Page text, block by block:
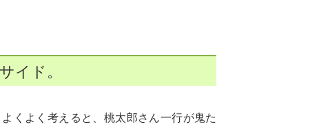
イド。
くよく考えると、桃太郎さん一行が鬼た